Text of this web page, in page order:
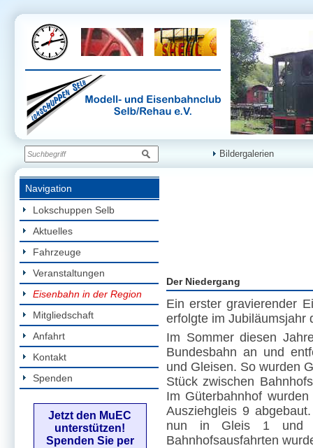
Bildergalerien
Navigation
Lokschuppen Selb
Aktuelles
Fahrzeuge
Veranstaltungen
Eisenbahn in der Region
Mitgliedschaft
Anfahrt
Kontakt
Spenden
Jetzt den MuEC
unterstützen!
Spenden Sie per
Der Niedergang
Ein erster gravierender
erfolgte im Jubiläumsjahr
Im Sommer diesen
Bundesbahn an und
und Gleisen. So wurden
Stück zwischen
Im Güterbahnhof
Ausziehgleis 9
nun in Gleis 1 und
Bahnhofsausfahrten